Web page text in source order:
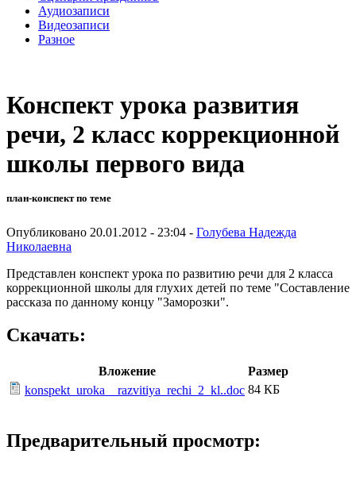
Аудиозаписи
Видеозаписи
Разное
Конспект урока развития
речи, 2 класс коррекционной
школы первого вида
план-конспект по теме
Опубликовано 20.01.2012 - 23:04 - Голубева Надежда
Николаевна
Представлен конспект урока по развитию речи для 2 класса
коррекционной школы для глухих детей по теме "Составление
рассказа по данному концу "Заморозки".
Скачать:
Вложение
Размер
konspekt_uroka__razvitiya_rechi_2_kl..doc 84 КБ
Предварительный просмотр: